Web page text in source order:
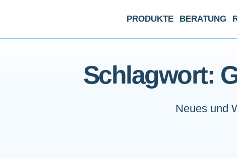
PRODUKTE BERATUNG
Schlagwort:
Neues und